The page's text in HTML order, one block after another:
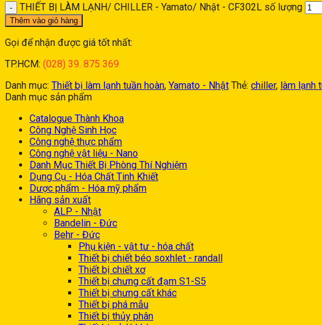
THIẾT BỊ LÀM LẠNH/ CHILLER - Yamato/ Nhật - CF302L số lượng
Thêm vào giỏ hàng
Gọi để nhận được giá tốt nhất:
TP.HCM: (028) 39. 875 369
Danh mục: Thiết bị làm lạnh tuần hoàn, Yamato - Nhật Thẻ: chiller, làm lạnh
Danh mục sản phẩm
Catalogue Thành Khoa
Công Nghệ Sinh Học
Công nghệ thực phẩm
Công nghệ vật liệu - Nano
Danh Mục Thiết Bị Phòng Thí Nghiệm
Dụng Cụ - Hóa Chất Tinh Khiết
Dược phẩm - Hóa mỹ phẩm
Hãng sản xuất
ALP - Nhật
Bandelin - Đức
Behr - Đức
Phụ kiện - vật tư - hóa chất
Thiết bị chiết béo soxhlet - randall
Thiết bị chiết xơ
Thiết bị chưng cất đạm S1-S5
Thiết bị chưng cất khác
Thiết bị phá mẫu
Thiết bị thủy phân